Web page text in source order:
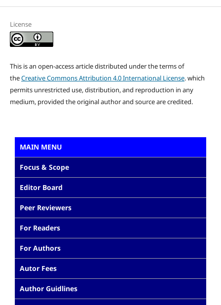
License
This is an open-access article distributed under the terms of
theCreative Commons Attribution 4.0 International License. which
permits unrestricted use, distribution, and reproduction in any
medium, provided the original author and source are credited.
MAIN MENU
Focus & Scope
Editor Board
Peer Reviewers
For Readers
For Authors
Autor Fees
Author Guidlines